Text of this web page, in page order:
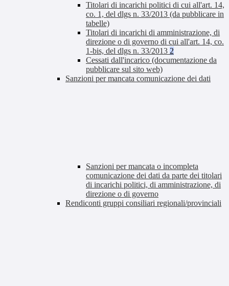
Titolari di incarichi politici di cui all'art. 14,
co. 1, del dlgs n. 33/2013 (da pubblicare in
tabelle)
Titolari di incarichi di amministrazione, di
direzione o di governo di cui all'art. 14, co.
1-bis, del dlgs n. 33/2013 2
Cessati dall'incarico (documentazione da
pubblicare sul sito web)
Sanzioni per mancata comunicazione dei dati
Sanzioni per mancata o incompleta
comunicazione dei dati da parte dei titolari
di incarichi politici, di amministrazione, di
direzione o di governo
Rendiconti gruppi consiliari regionali/provinciali